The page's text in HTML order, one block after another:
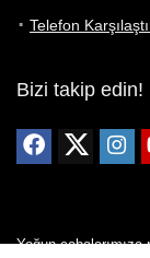
Telefon
Bizi takip edin!
Yoğun